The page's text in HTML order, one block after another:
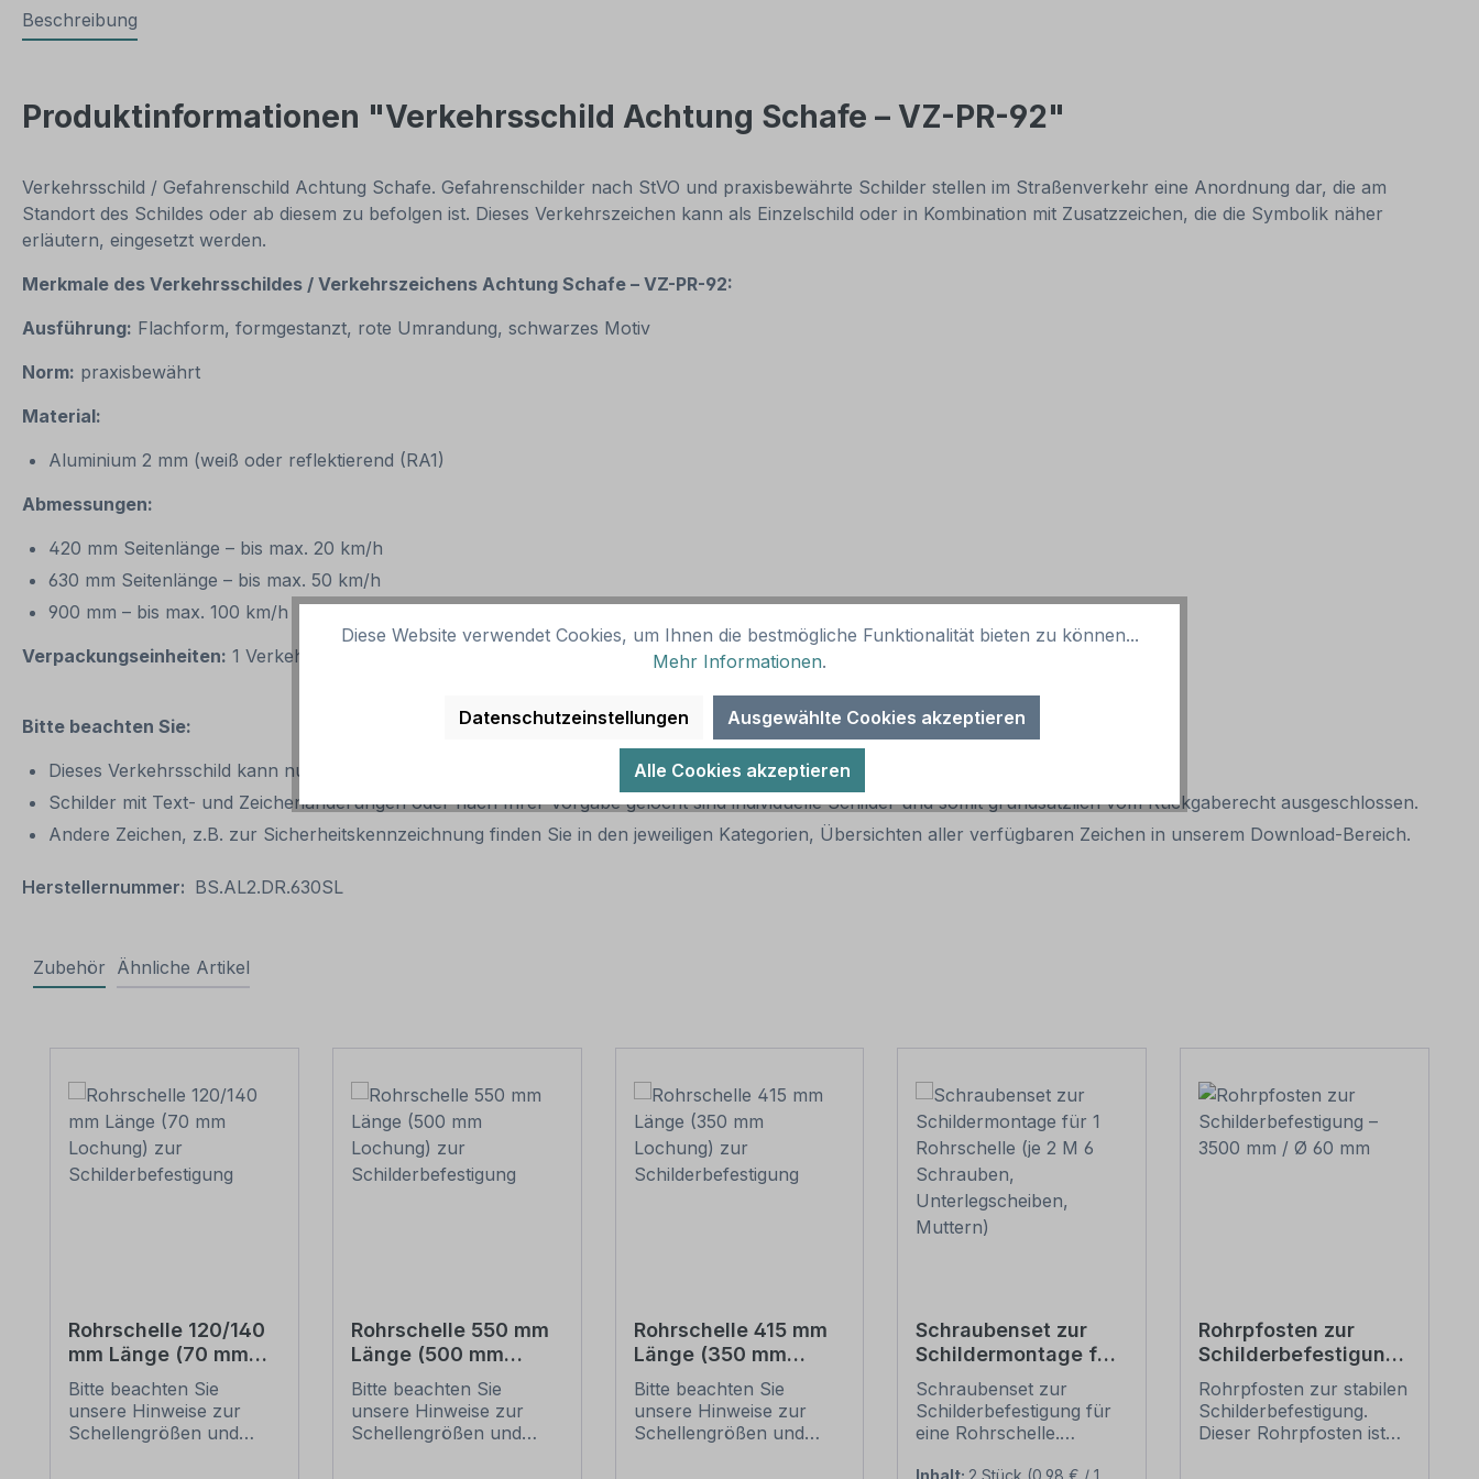
Beschreibung
Produktinformationen "Verkehrsschild Achtung Schafe – VZ-PR-92"
Verkehrsschild / Gefahrenschild Achtung Schafe. Gefahrenschilder nach StVO und praxisbewährte Schilder stellen im Straßenverkehr eine Anordnung dar, die am
Standort des Schildes oder ab diesem zu befolgen ist. Dieses Verkehrszeichen kann als Einzelschild oder in Kombination mit Zusatzzeichen, die die Symbolik näher
erläutern, eingesetzt werden.
Merkmale des Verkehrsschildes / Verkehrszeichens Achtung Schafe – VZ-PR-92:
Ausführung: Flachform, formgestanzt, rote Umrandung, schwarzes Motiv
Norm: praxisbewährt
Material:
Aluminium 2 mm (weiß oder reflektierend (RA1)
Abmessungen:
420 mm Seitenlänge – bis max. 20 km/h
630 mm Seitenlänge – bis max. 50 km/h
900 mm – bis max. 100 km/h
Verpackungseinheiten: 1 Verkehrszeichen / Verkehrsschild
Bitte beachten Sie:
Dieses Verkehrsschild kann nur unverändert gemäß der Artikelabbildung bestellt werden.
Schilder mit Text- und Zeichenänderungen oder nach Ihrer Vorgabe gelocht sind individuelle Schilder und somit grundsätzlich vom Rückgaberecht ausgeschlossen.
Andere Zeichen, z.B. zur Sicherheitskennzeichnung finden Sie in den jeweiligen Kategorien, Übersichten aller verfügbaren Zeichen in unserem Download-Bereich.
Herstellernummer: BS.AL2.DR.630SL
Zubehör Ähnliche Artikel
Rohrschelle 120/140
mm Länge (70 mm
Lochung) zur
Schilderbefestigung
Bitte beachten Sie
unsere Hinweise zur
Schellengrößen und
Rohrschelle 550 mm
Länge (500 mm
Lochung) zur
Schilderbefestigung
Bitte beachten Sie
unsere Hinweise zur
Schellengrößen und
Rohrschelle 415 mm
Länge (350 mm
Lochung) zur
Schilderbefestigung
Bitte beachten Sie
unsere Hinweise zur
Schellengrößen und
Schraubenset zur
Schildermontage für
1 Rohrschelle (je 2 M
6 Schrauben,
Unterlegscheiben,
Schraubenset zur
Schilderbefestigung für
eine Rohrschelle.
Inhalt: 2 Stück (0,98 € / 1
Rohrpfosten zur
Schilderbefestigung
– 3500 mm / Ø 60
mm
Rohrpfosten zur stabilen
Schilderbefestigung.
Dieser Rohrpfosten ist
Diese Website verwendet Cookies, um Ihnen die bestmögliche Funktionalität bieten zu können...
Mehr Informationen.
Datenschutzeinstellungen Ausgewählte Cookies akzeptieren
Alle Cookies akzeptieren